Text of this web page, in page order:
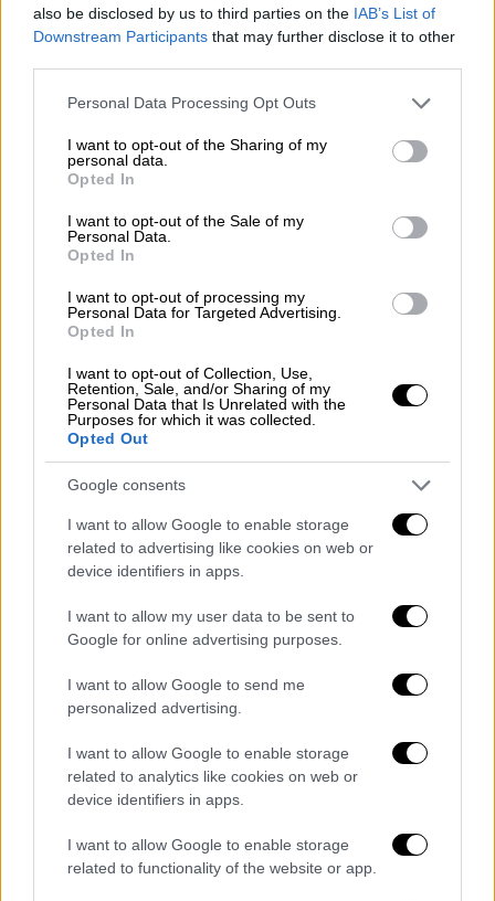
also be disclosed by us to third parties on the IAB’s List of
Downstream Participants that may further disclose it to other
Please note that this website/app uses one or more Google
not limited to your visit or usage behaviour. You may click to
grant or deny consent to Google and its third-party tags to
use your data for below specified purposes in below Google
consent section.
Personal Data Processing Opt Outs
I want to opt-out of the Sharing of my
personal data.
Opted In
I want to opt-out of the Sale of my
Personal Data.
Opted In
I want to opt-out of processing my
Personal Data for Targeted Advertising.
Opted In
I want to opt-out of Collection, Use,
Retention, Sale, and/or Sharing of my
Personal Data that Is Unrelated with the
Purposes for which it was collected.
Opted Out
Google consents
I want to allow Google to enable storage
related to advertising like cookies on web or
device identifiers in apps.
I want to allow my user data to be sent to
Google for online advertising purposes.
I want to allow Google to send me
personalized advertising.
I want to allow Google to enable storage
related to analytics like cookies on web or
device identifiers in apps.
I want to allow Google to enable storage
related to functionality of the website or app.
Ο Χριστοδούλου διαμαρτύρεται, που τον
παρακάμπτουν και τους αναλαμβάνει η
ότι η γυναίκα του έχει υποχρεωθεί να
εξισλαμισθεί και να κάνει οικογένεια με ένα
Τούρκο. Της λέει να φύγει μαζί του, αλλά
εκείνη αρνείται. Ο Ισμαήλ φυγαδεύει με
επιτυχία τη Χαλιντέ από τη Σμύρνη. Χάρις
στην επέμβαση Νικολαΐδη και Ανδρέα η
Ιφιγένεια και ο Δημοσθένης είναι και πάλι
ελεύθεροι. Ανεβαίνουν στο λημέρι, όπου οι
άλλοι τους υποδέχονται πανηγυρικά. Ο
Δημοσθένης εξομολογείται στην Ιφιγένεια
πως είναι ερωτευμένος μαζί της.
ΟΛΕΣ ΟΙ ΕΙΔΗΣΕΙΣ
Καθαρά Δευτέρα 2023: Η ακρίβεια
«χτυπά» το σαρακοστιανό τραπέζι -
τα νοικοκυριά
Αλλάζουν όλα στο πλαίσιο για